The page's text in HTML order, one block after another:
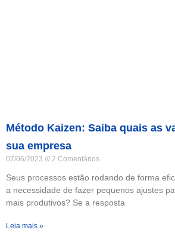
Método Kaizen: Saiba quais as
sua empresa
07/06/2023 2 Comentários
Seus processos estão rodando de forma
a necessidade de fazer pequenos ajustes
mais produtivos? Se a resposta
Leia mais »